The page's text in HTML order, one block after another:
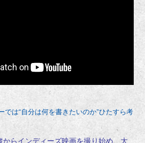
では“自分は何を書きたいのか”ひたすら考
らインディーズ映画を撮り始め、大